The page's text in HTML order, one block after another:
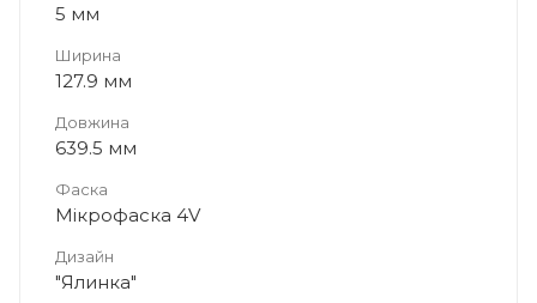
5 мм
Ширина
127.9 мм
Довжина
639.5 мм
Фаска
Мікрофаска 4V
Дизайн
"Ялинка"